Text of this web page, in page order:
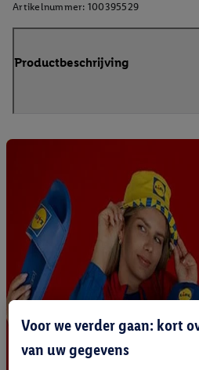
Artikelnummer: 100395529
Productbeschrijving
Voor we verder gaan: kort
van uw gegevens